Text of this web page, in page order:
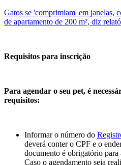
Gatos se 'comprimiam' em janelas,
de apartamento de 200 m², diz
Requisitos para inscrição
Para agendar o seu pet, é
requisitos:
Informar o número do
deverá conter o CPF e o
documento é obrigatório para
Caso o agendamento seja